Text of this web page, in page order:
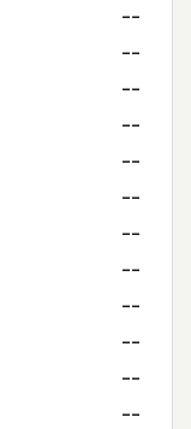
--
--
--
--
--
--
--
--
--
--
--
--